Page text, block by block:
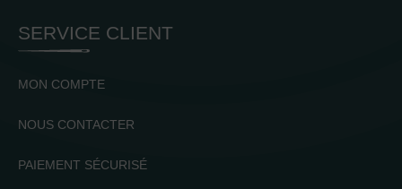
SERVICE CLIENT
MON COMPTE
NOUS CONTACTER
PAIEMENT SÉCURISÉ